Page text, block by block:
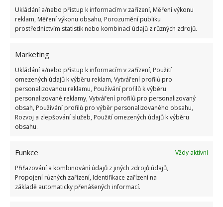
Ukládání a/nebo přístup k informacím v zařízení, Měření výkonu
reklam, Měření výkonu obsahu, Porozumění publiku
prostřednictvím statistik nebo kombinací údajů z různých zdrojů.
Marketing
Ukládání a/nebo přístup k informacím v zařízení, Použití
omezených údajů k výběru reklam, Vytváření profilů pro
personalizovanou reklamu, Používání profilů k výběru
personalizované reklamy, Vytváření profilů pro personalizovaný
obsah, Používání profilů pro výběr personalizovaného obsahu,
Rozvoj a zlepšování služeb, Použití omezených údajů k výběru
obsahu.
Funkce
Vždy aktivní
Přiřazování a kombinování údajů z jiných zdrojů údajů,
Propojení různých zařízení, Identifikace zařízení na
základě automaticky přenášených informací.
Co k filmům také neodmyslitelně patří? Je to
samozřejmě občerstvení. Pokud si myslíte, že zde o
něho budete ochuzeni, tak se mýlíte. I tady najdete